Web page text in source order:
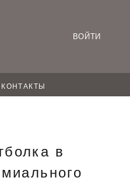
ВОЙТИ
КОНТАКТЫ
в